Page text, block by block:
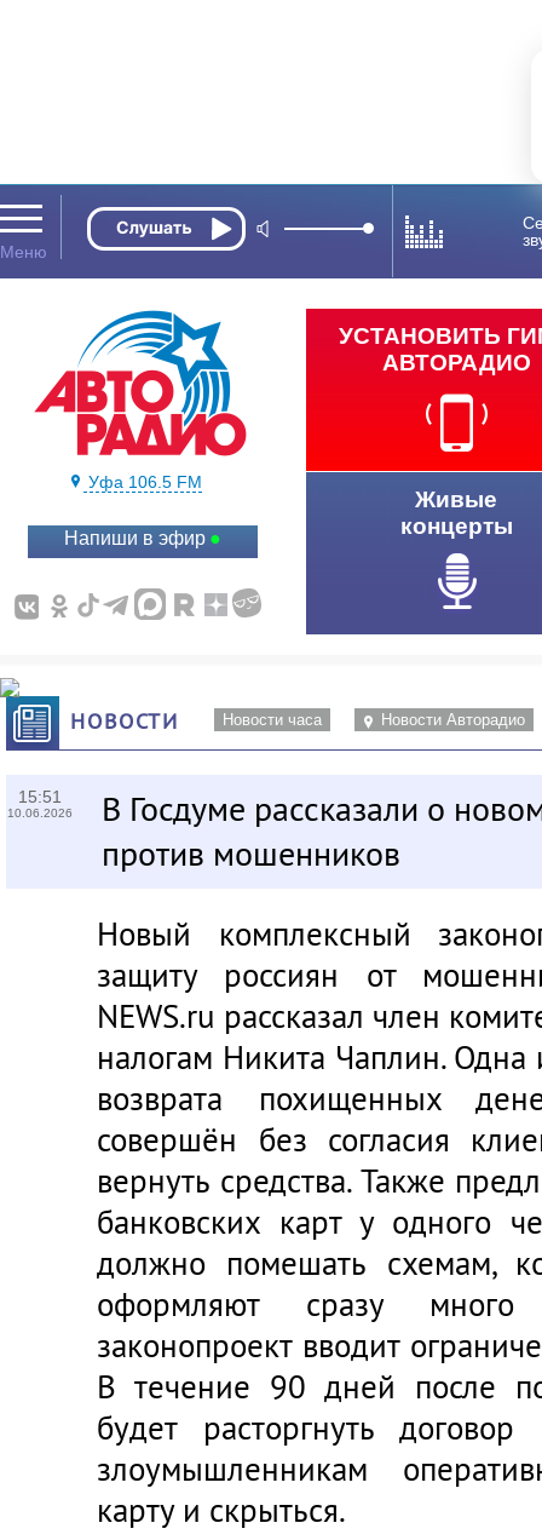
Уфа 106.5 FM
Напиши в эфир
УСТАНОВИТЬ
АВТОРАДИО
Живые
концерты
НОВОСТИ Новости часа Новости Авторадио
15:51
10.06.2026
В Госдуме рассказали о
против мошенников
Новый комплексный
защиту россиян от
NEWS.ru рассказал член
налогам Никита Чаплин. Одна
возврата похищенных
совершён без согласия
вернуть средства. Также
банковских карт у одного
должно помешать схемам,
оформляют сразу
законопроект вводит
В течение 90 дней после
будет расторгнуть
злоумышленникам
карту и скрыться.